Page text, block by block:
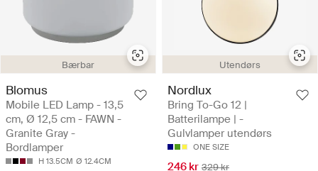
Bærbar
Blomus
Mobile LED Lamp - 13,5
cm, Ø 12,5 cm - FAWN -
Granite Gray -
Bordlamper
H 13.5CM Ø 12.4CM
Utendørs
Nordlux
Bring To-Go 12 |
Batterilampe | -
Gulvlamper utendørs
ONE SIZE
246 kr 329 kr